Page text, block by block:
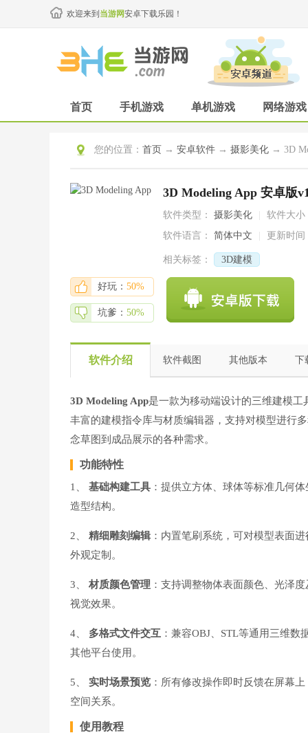
欢迎来到 当游网安卓下载乐园！
首页 手机游戏 单机游戏 网络游戏
您的位置： 首页 → 安卓软件 → 摄影美化 → 3D
3D Modeling App 安卓版
软件类型： 摄影美化
软件大小
软件语言：
简体中文 更新时间
相关标签： 3D建模
好玩： 50%
坑爹： 50%
软件介绍 软件截图 其他版本 下
3D Modeling App是一款为移动端设计的三维建模
丰富的建模指令库与材质编辑器，支持对模型进行
念草图到成品展示的各种需求。
功能特性
1、 基础构建工具 ：提供立方体、球体等标准几何
造型结构。
2、 精细雕刻编辑 ：内置笔刷系统，可对模型表面
外观定制。
3、 材质颜色管理 ：支持调整物体表面颜色、光泽
视觉效果。
4、 多格式文件交互 ：兼容OBJ、STL等通用三维
其他平台使用。
5、 实时场景预览 ：所有修改操作即时反馈在屏幕
空间关系。
使用教程